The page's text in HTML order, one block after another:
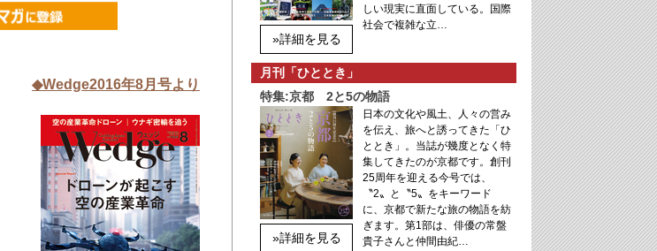
◆Wedge2016年8月号より
»詳細を見る
しい現実に直面している。国際
社会で複雑な立…
月刊「ひととき」
特集:京都 2と5の物語
»詳細を見る
日本の文化や風土、人々の営み
を伝え、旅へと誘ってきた「ひ
ととき」。当誌が幾度となく特
集してきたのが京都です。創刊
25周年を迎える今号では、
〝2〟と〝5〟をキーワード
に、京都で新たな旅の物語を紡
ぎます。第1部は、俳優の常盤
貴子さんと仲間由紀…